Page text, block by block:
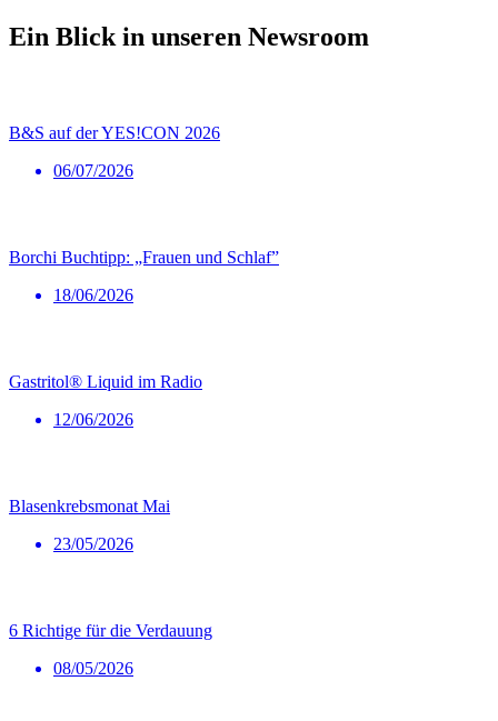
Ein Blick in unseren Newsroom
B&S auf der YES!CON 2026
06/07/2026
Borchi Buchtipp: „Frauen und Schlaf”
18/06/2026
Gastritol® Liquid im Radio
12/06/2026
Blasenkrebsmonat Mai
23/05/2026
6 Richtige für die Verdauung
08/05/2026